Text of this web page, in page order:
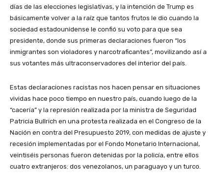
días de las elecciones legislativas, y la intención de Trump es
básicamente volver a la raíz que tantos frutos le dio cuando la
sociedad estadounidense le confió su voto para que sea
presidente, donde sus primeras declaraciones fueron “los
inmigrantes son violadores y narcotraficantes”, movilizando así a
sus votantes más ultraconservadores del interior del país.
Estas declaraciones racistas nos hacen pensar en situaciones
vividas hace poco tiempo en nuestro país, cuando luego de la
“cacería” y la represión realizada por la ministra de Seguridad
Patricia Bullrich en una protesta realizada en el Congreso de la
Nación en contra del Presupuesto 2019, con medidas de ajuste y
recesión implementadas por el Fondo Monetario Internacional,
veintiséis personas fueron detenidas por la policía, entre ellos
cuatro extranjeros: dos venezolanos, un paraguayo y un turco.